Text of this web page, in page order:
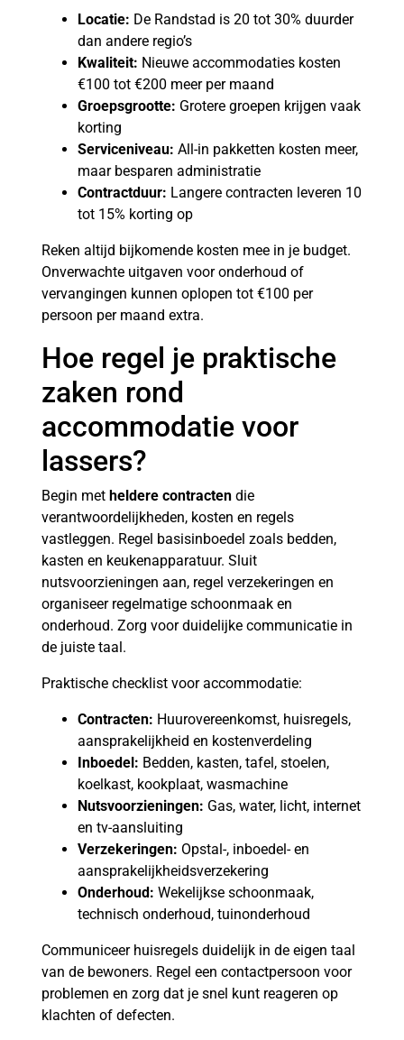
Locatie: De Randstad is 20 tot 30% duurder
dan andere regio’s
Kwaliteit: Nieuwe accommodaties kosten
€100 tot €200 meer per maand
Groepsgrootte: Grotere groepen krijgen vaak
korting
Serviceniveau: All-in pakketten kosten meer,
maar besparen administratie
Contractduur: Langere contracten leveren 10
tot 15% korting op
Reken altijd bijkomende kosten mee in je budget.
Onverwachte uitgaven voor onderhoud of
vervangingen kunnen oplopen tot €100 per
persoon per maand extra.
Hoe regel je praktische
zaken rond
accommodatie voor
lassers?
Begin met heldere contracten die
verantwoordelijkheden, kosten en regels
vastleggen. Regel basisinboedel zoals bedden,
kasten en keukenapparatuur. Sluit
nutsvoorzieningen aan, regel verzekeringen en
organiseer regelmatige schoonmaak en
onderhoud. Zorg voor duidelijke communicatie in
de juiste taal.
Praktische checklist voor accommodatie:
Contracten: Huurovereenkomst, huisregels,
aansprakelijkheid en kostenverdeling
Inboedel: Bedden, kasten, tafel, stoelen,
koelkast, kookplaat, wasmachine
Nutsvoorzieningen: Gas, water, licht, internet
en tv-aansluiting
Verzekeringen: Opstal-, inboedel- en
aansprakelijkheidsverzekering
Onderhoud: Wekelijkse schoonmaak,
technisch onderhoud, tuinonderhoud
Communiceer huisregels duidelijk in de eigen taal
van de bewoners. Regel een contactpersoon voor
problemen en zorg dat je snel kunt reageren op
klachten of defecten.